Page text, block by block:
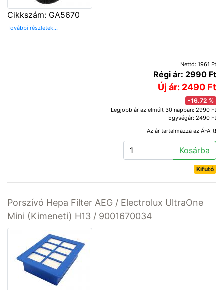
Cikkszám: GA5670
További részletek...
Nettó: 1961 Ft
Régi ár: 2990 Ft
Új ár: 2490 Ft
-16.72 %
Legjobb ár az elmúlt 30 napban: 2990 Ft
Egységár: 2490 Ft
Az ár tartalmazza az ÁFA-t!
Kosárba
Kifutó
Porszívó Hepa Filter AEG / Electrolux UltraOne
Mini (Kimeneti) H13 / 9001670034